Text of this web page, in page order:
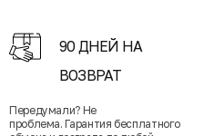
90 ДНЕЙ НА
ВОЗВРАТ
Передумали? Не
проблема. Гарантия бесплатного